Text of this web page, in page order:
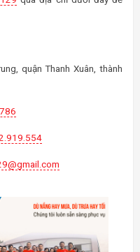
quận Thanh Xuân, thành